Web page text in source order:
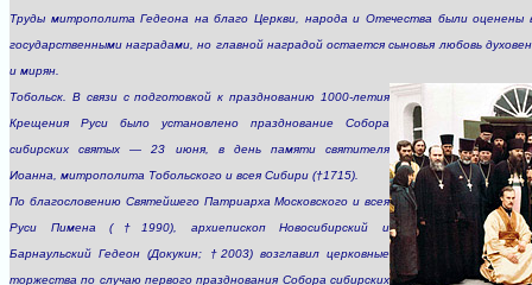
Труды митрополита Гедеона на благо Церкви, народа и Отечества были оценены
государственными наградами, но главной наградой остается сыновья любовь
и мирян.
Тобольск. В связи с подготовкой к празднованию 1000-летия
Крещения Руси было установлено празднование Собора
сибирских святых — 23 июня, в день памяти святителя
Иоанна, митрополита Тобольского и всея Сибири (†1715).
По благословению Святейшего Патриарха Московского и всея
Руси Пимена (†1990), архиепископ Новосибирский и
Барнаульский Гедеон (Докукин; †2003) возглавил церковные
торжества по случаю первого празднования Собора сибирских